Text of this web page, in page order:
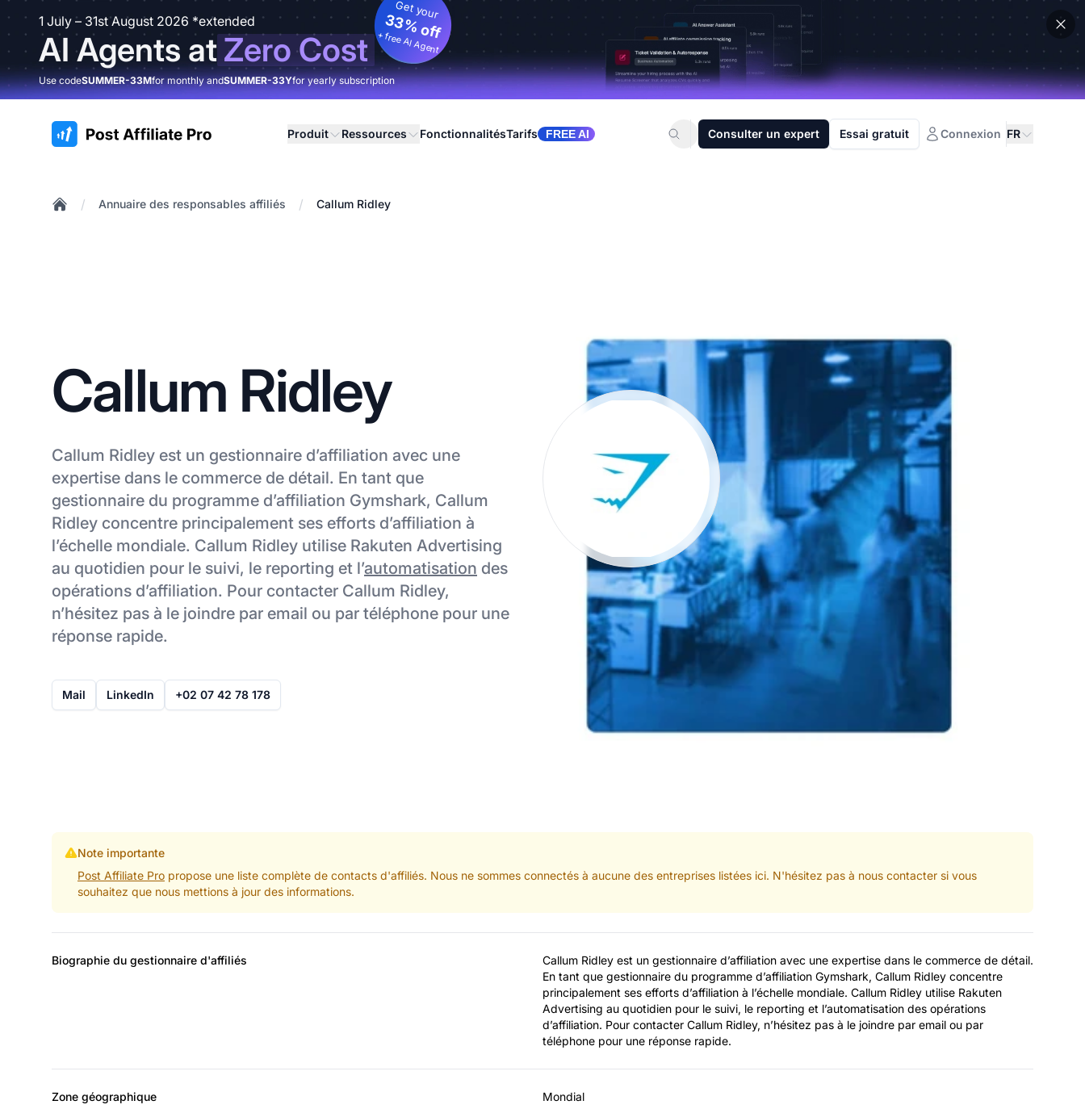
1 July – 31st August 2026 *extended
AI Agents atZero Cost
Get your
33% off
+ free AI Agent
Use codeSUMMER-33Mfor monthly andSUMMER-33Yfor yearly subscription
:site.title Produit Ressources FonctionnalitésTarifs FREE AI Consulter un expert Essai gratuit Connexion FR
/ Annuaire des responsables affiliés / Callum Ridley
Callum Ridley
Callum Ridley est un gestionnaire d’affiliation avec une
expertise dans le commerce de détail. En tant que
gestionnaire du programme d’affiliation Gymshark, Callum
Ridley concentre principalement ses efforts d’affiliation à
l’échelle mondiale. Callum Ridley utilise Rakuten Advertising
au quotidien pour le suivi, le reporting et l’automatisation des
opérations d’affiliation. Pour contacter Callum Ridley,
n’hésitez pas à le joindre par email ou par téléphone pour une
réponse rapide.
Mail LinkedIn +02 07 42 78 178
Note importante
Post Affiliate Propropose une liste complète de contacts d'affiliés. Nous ne sommes connectés à aucune des entreprises listées ici. N'hésitez pas à nous contacter si vous
souhaitez que nous mettions à jour des informations.
Biographie du gestionnaire d'affiliés
Callum Ridley est un gestionnaire d’affiliation avec une expertise dans le commerce de détail.
En tant que gestionnaire du programme d’affiliation Gymshark, Callum Ridley concentre
principalement ses efforts d’affiliation à l’échelle mondiale. Callum Ridley utilise Rakuten
Advertising au quotidien pour le suivi, le reporting et l’automatisation des opérations
d’affiliation. Pour contacter Callum Ridley, n’hésitez pas à le joindre par email ou par
téléphone pour une réponse rapide.
Zone géographique Mondial